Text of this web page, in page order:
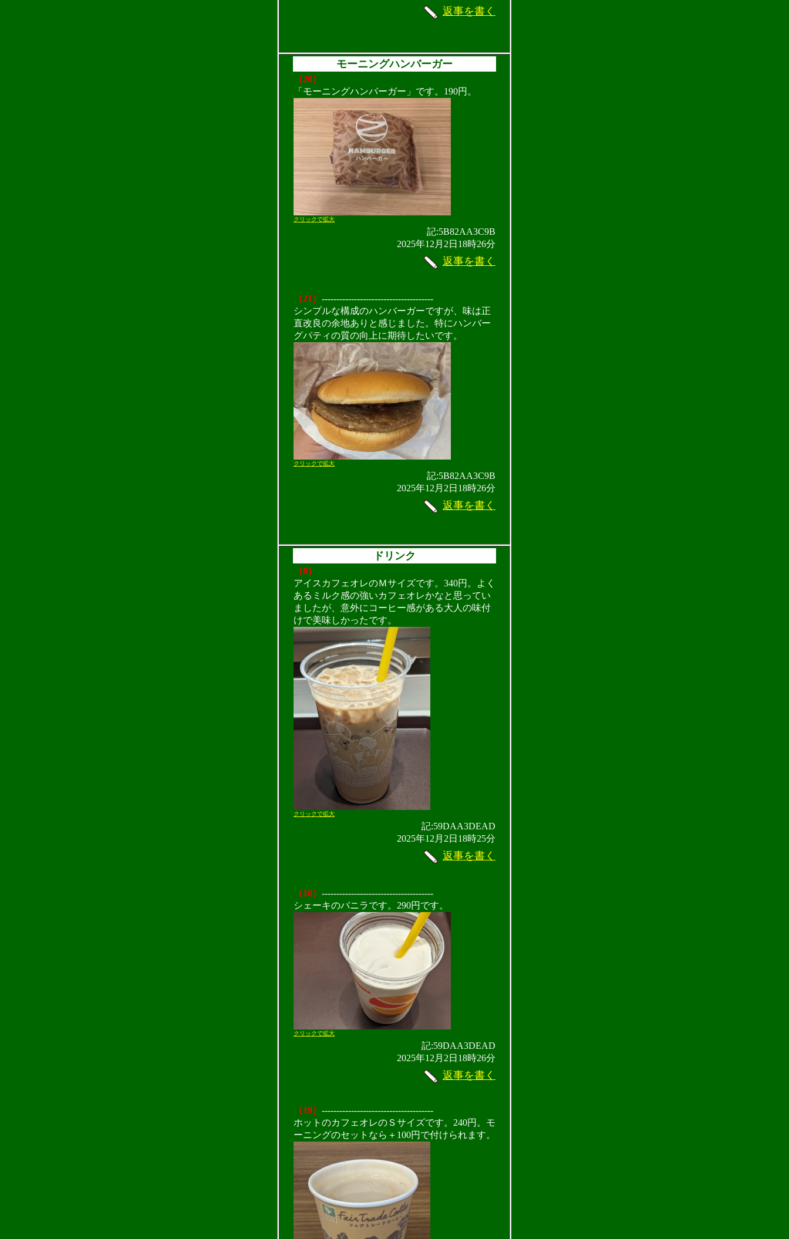
返事を書く
モーニングハンバーガー
（20）
「モーニングハンバーガー」です。190円。
クリックで拡大
記:5B82AA3C9B
2025年12月2日18時26分
返事を書く
（21） --------------------------------------
シンプルな構成のハンバーガーですが、味は正
直改良の余地ありと感じました。特にハンバー
グパティの質の向上に期待したいです。
クリックで拡大
記:5B82AA3C9B
2025年12月2日18時26分
返事を書く
ドリンク
（8）
アイスカフェオレのＭサイズです。340円。よく
あるミルク感の強いカフェオレかなと思ってい
ましたが、意外にコーヒー感がある大人の味付
けで美味しかったです。
クリックで拡大
記:59DAA3DEAD
2025年12月2日18時25分
返事を書く
（16） --------------------------------------
シェーキのバニラです。290円です。
クリックで拡大
記:59DAA3DEAD
2025年12月2日18時26分
返事を書く
（19） --------------------------------------
ホットのカフェオレのＳサイズです。240円。モ
ーニングのセットなら＋100円で付けられます。